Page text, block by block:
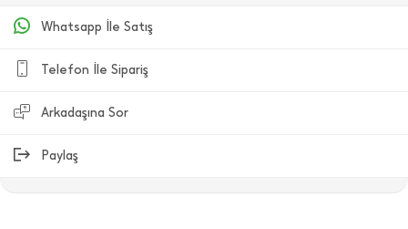
Whatsapp İle Satış
Telefon İle Sipariş
Arkadaşına Sor
Paylaş